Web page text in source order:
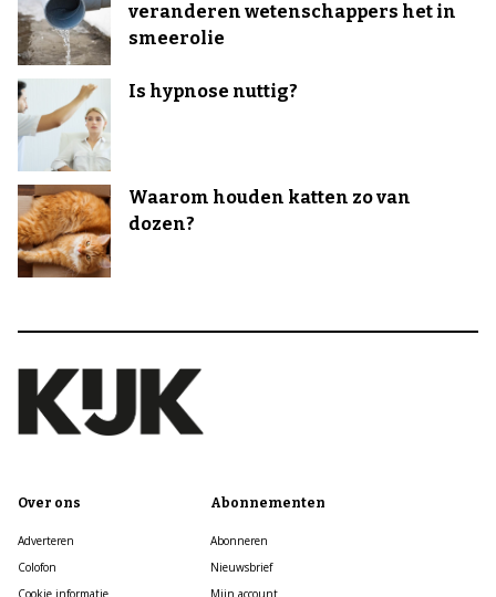
veranderen wetenschappers het in
smeerolie
Is hypnose nuttig?
Waarom houden katten zo van
dozen?
Over ons
Adverteren
Colofon
Cookie informatie
Abonnementen
Abonneren
Nieuwsbrief
Mijn account